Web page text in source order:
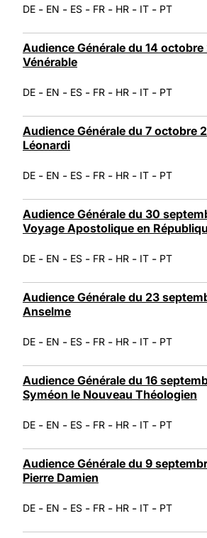
DE - EN - ES - FR - HR - IT - PT
Audience Générale du 14
Vénérable
DE - EN - ES - FR - HR - IT - PT
Audience Générale du 7 octobre
Léonardi
DE - EN - ES - FR - HR - IT - PT
Audience Générale du 30
Voyage Apostolique en
DE - EN - ES - FR - HR - IT - PT
Audience Générale du 23
Anselme
DE - EN - ES - FR - HR - IT - PT
Audience Générale du 16
Syméon le Nouveau Théologien
DE - EN - ES - FR - HR - IT - PT
Audience Générale du 9
Pierre Damien
DE - EN - ES - FR - HR - IT - PT